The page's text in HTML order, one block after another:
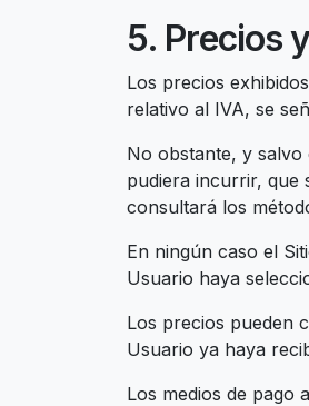
5. Precios
Los precios
relativo al IVA, se
No obstante, y
pudiera incurrir, que
consultará los
En ningún caso el
Usuario haya
Los precios pueden
Usuario ya haya
Los medios de pago